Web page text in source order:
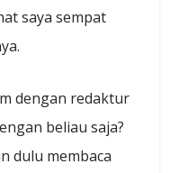
saya sempat
dengan redaktur
beliau saja?
dulu membaca